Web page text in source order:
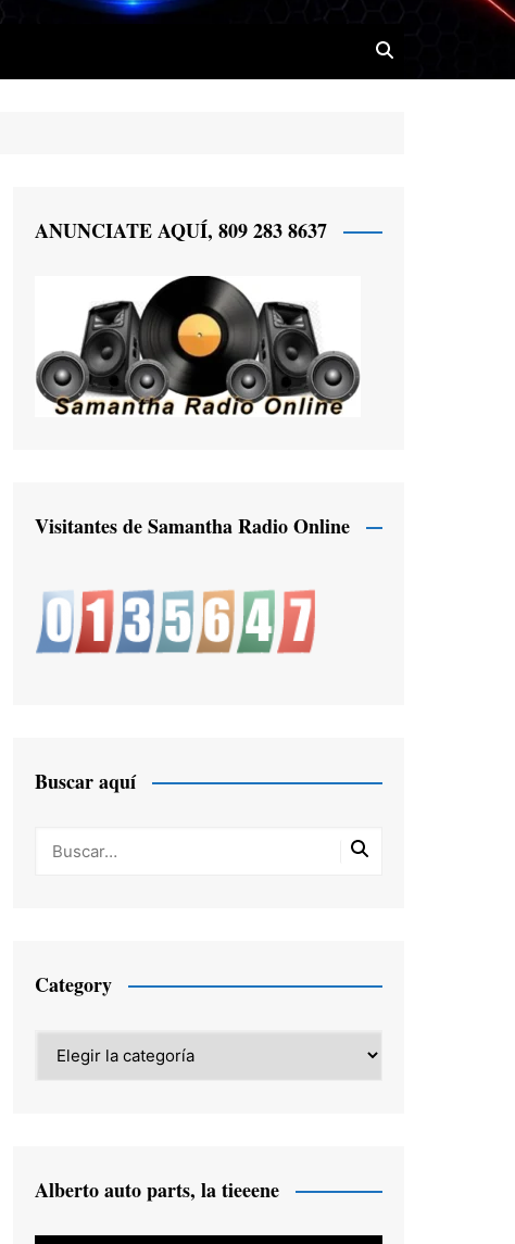
ANUNCIATE AQUÍ, 809 283 8637
Visitantes de Samantha Radio Online
Buscar aquí
Category
Alberto auto parts, la tieeene